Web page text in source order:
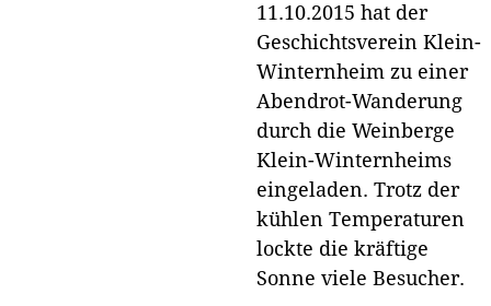
11.10.2015 hat der
Geschichtsverein Klein-
Winternheim zu einer
Abendrot-Wanderung
durch die Weinberge
Klein-Winternheims
eingeladen. Trotz der
kühlen Temperaturen
lockte die kräftige
Sonne viele Besucher.